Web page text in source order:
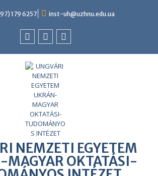
179 6257 inst-uh@uzhnu.edu.ua
NEMZETI EGYETEM
MAGYAR OKTATÁSI-